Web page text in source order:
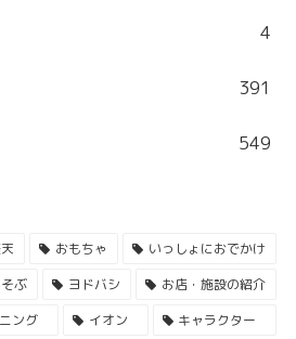
4
391
549
おもちゃ
いっしょにおでかけ
ぶ ヨドバシ
お店・施設の紹介
ング イオン
キャラクター